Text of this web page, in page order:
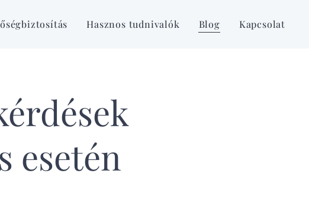
Hasznos tudnivalók Blog Kapcsolat
esetén